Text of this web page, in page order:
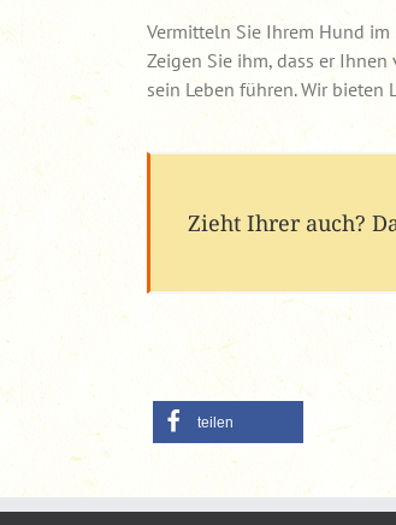
Vermitteln Sie Ihrem Hund
Zeigen Sie ihm, dass er
sein Leben führen. Wir
Zieht Ihrer auch?
teilen